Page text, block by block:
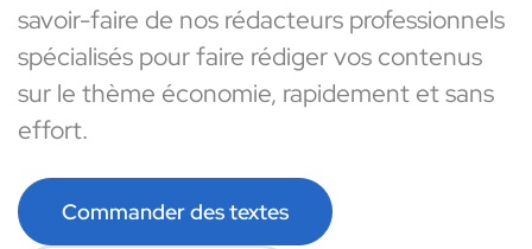
savoir-faire de nos rédacteurs professionnels
spécialisés pour faire rédiger vos contenus
sur le thème économie, rapidement et sans
effort.
Commander des textes